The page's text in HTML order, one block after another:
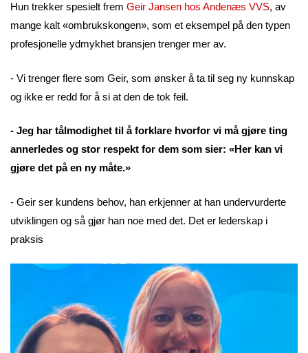
Hun trekker spesielt frem Geir Jansen hos Andenæs VVS, av
mange kalt «ombrukskongen», som et eksempel på den typen
profesjonelle ydmykhet bransjen trenger mer av.
- Vi trenger flere som Geir, som ønsker å ta til seg ny kunnskap
og ikke er redd for å si at den de tok feil.
- Jeg har tålmodighet til å forklare hvorfor vi må gjøre ting
annerledes og stor respekt for dem som sier: «Her kan vi
gjøre det på en ny måte.»
- Geir ser kundens behov, han erkjenner at han undervurderte
utviklingen og så gjør han noe med det. Det er lederskap i
praksis